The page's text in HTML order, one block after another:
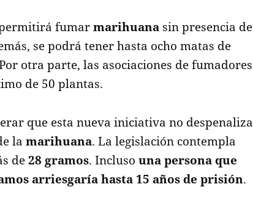
permitirá fumarmarihuana sin presencia de
se podrá tener hasta ocho matas de
otra parte, las asociaciones de fumadores
de 50 plantas.
que esta nueva iniciativa no despenaliza
lamarihuana. La legislación contempla
de28 gramos. Inclusouna persona que
arriesgaría hasta 15 años de prisión.